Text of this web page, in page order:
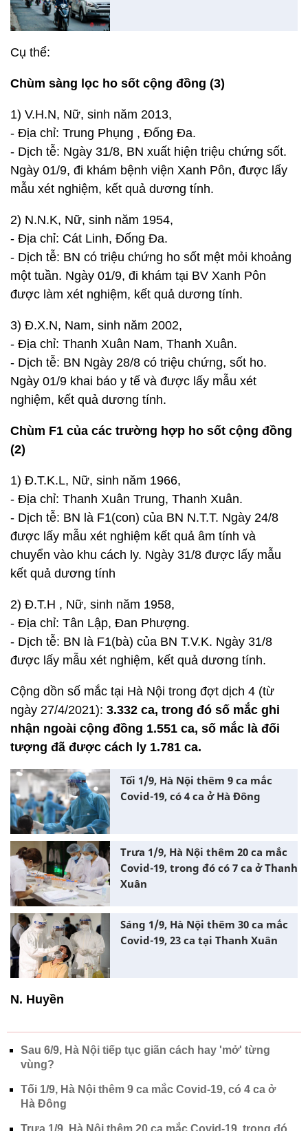
Cụ thể:
Chùm sàng lọc ho sốt cộng đồng (3)
1) V.H.N, Nữ, sinh năm 2013,
- Địa chỉ: Trung Phụng , Đống Đa.
- Dịch tễ: Ngày 31/8, BN xuất hiện triệu chứng sốt.
Ngày 01/9, đi khám bệnh viện Xanh Pôn, được lấy
mẫu xét nghiệm, kết quả dương tính.
2) N.N.K, Nữ, sinh năm 1954,
- Địa chỉ: Cát Linh, Đống Đa.
- Dịch tễ: BN có triệu chứng ho sốt mệt mỏi khoảng
một tuần. Ngày 01/9, đi khám tại BV Xanh Pôn
được làm xét nghiệm, kết quả dương tính.
3) Đ.X.N, Nam, sinh năm 2002,
- Địa chỉ: Thanh Xuân Nam, Thanh Xuân.
- Dịch tễ: BN Ngày 28/8 có triệu chứng, sốt ho.
Ngày 01/9 khai báo y tế và được lấy mẫu xét
nghiệm, kết quả dương tính.
Chùm F1 của các trường hợp ho sốt cộng đồng
(2)
1) Đ.T.K.L, Nữ, sinh năm 1966,
- Địa chỉ: Thanh Xuân Trung, Thanh Xuân.
- Dịch tễ: BN là F1(con) của BN N.T.T. Ngày 24/8
được lấy mẫu xét nghiệm kết quả âm tính và
chuyển vào khu cách ly. Ngày 31/8 được lấy mẫu
kết quả dương tính
2) Đ.T.H , Nữ, sinh năm 1958,
- Địa chỉ: Tân Lập, Đan Phượng.
- Dịch tễ: BN là F1(bà) của BN T.V.K. Ngày 31/8
được lấy mẫu xét nghiệm, kết quả dương tính.
Cộng dồn số mắc tại Hà Nội trong đợt dịch 4 (từ
ngày 27/4/2021): 3.332 ca, trong đó số mắc ghi
nhận ngoài cộng đồng 1.551 ca, số mắc là đối
tượng đã được cách ly 1.781 ca.
Tối 1/9, Hà Nội thêm 9 ca mắc
Covid-19, có 4 ca ở Hà Đông
Trưa 1/9, Hà Nội thêm 20 ca mắc
Covid-19, trong đó có 7 ca ở Thanh
Xuân
Sáng 1/9, Hà Nội thêm 30 ca mắc
Covid-19, 23 ca tại Thanh Xuân
N. Huyền
Sau 6/9, Hà Nội tiếp tục giãn cách hay 'mở' từng
vùng?
Tối 1/9, Hà Nội thêm 9 ca mắc Covid-19, có 4 ca ở
Hà Đông
Trưa 1/9, Hà Nội thêm 20 ca mắc Covid-19, trong đó